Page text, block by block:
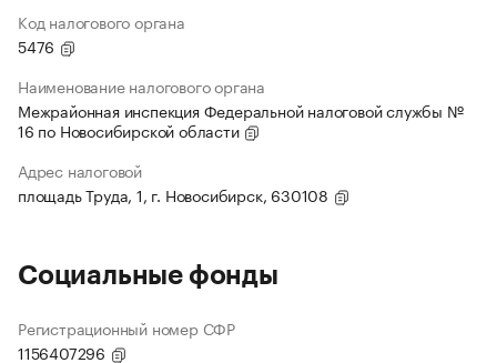
Код налогового органа
5476
Наименование налогового органа
Межрайонная инспекция Федеральной налоговой службы №
16 по Новосибирской области
Адрес налоговой
площадь Труда, 1, г. Новосибирск, 630108
Социальные фонды
Регистрационный номер СФР
1156407296